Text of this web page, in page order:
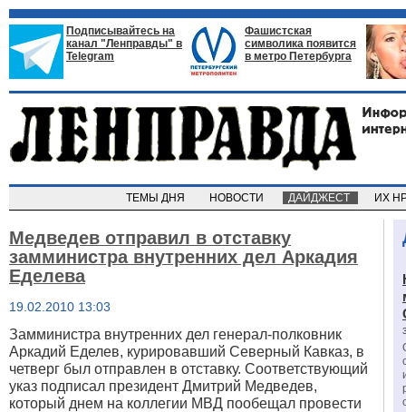
Подписывайтесь на
канал "Ленправды" в
Telegram
Фашистская
символика появится
в метро Петербурга
ТЕМЫ ДНЯ НОВОСТИ ДАЙДЖЕСТ ИХ
Медведев отправил в отставку
замминистра внутренних дел Аркадия
Еделева
19.02.2010 13:03
Замминистра внутренних дел генерал-полковник
Аркадий Еделев, курировавший Северный Кавказ, в
четверг был отправлен в отставку. Соответствующий
указ подписал президент Дмитрий Медведев,
который днем на коллегии МВД пообещал провести